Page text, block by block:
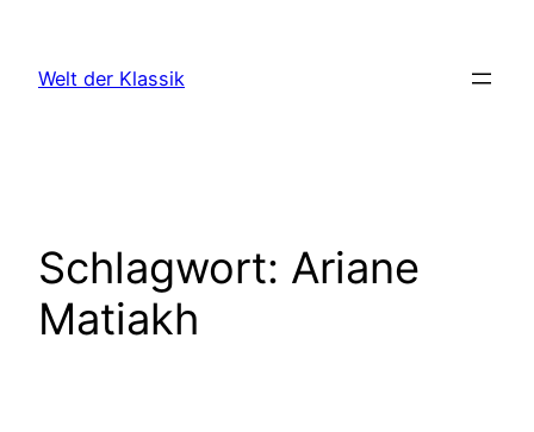
springen
Welt der Klassik
Schlagwort: Ariane
Matiakh